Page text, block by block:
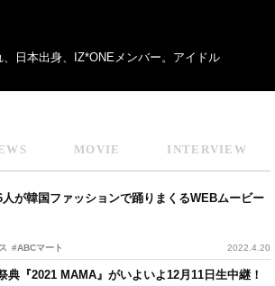
日本出身、IZ*ONEメンバー。アイドル
MOVIE INTERVIEW
が韓国ファッションで踊りまくるWEBムービー
#ABCマート 2022.4.20
典『2021 MAMA』がいよいよ12月11日生中継！